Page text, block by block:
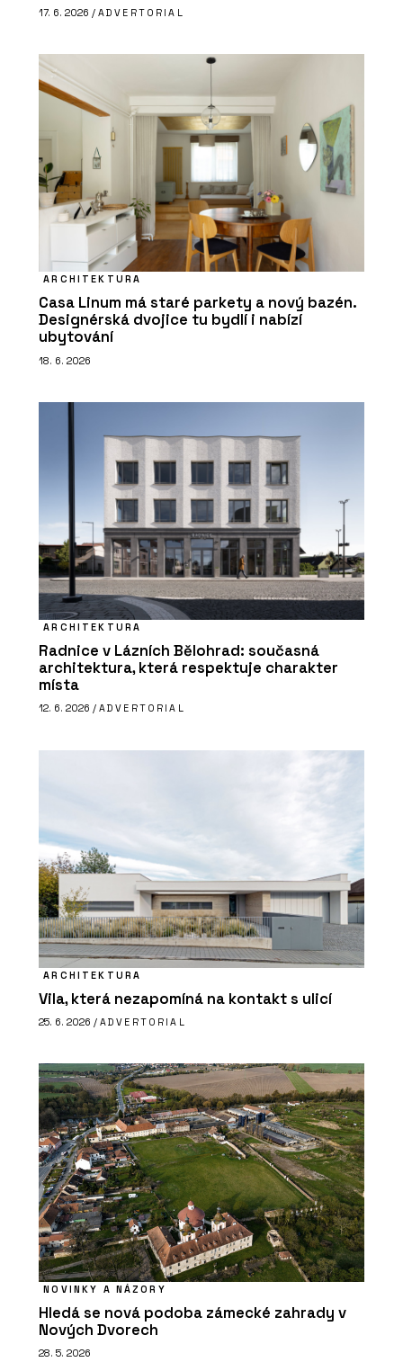
17. 6. 2026 / ADVERTORIAL
ARCHITEKTURA
Casa Linum má staré parkety a nový bazén.
Designérská dvojice tu bydlí i nabízí
ubytování
18. 6. 2026
ARCHITEKTURA
Radnice v Lázních Bělohrad: současná
architektura, která respektuje charakter
místa
12. 6. 2026 / ADVERTORIAL
ARCHITEKTURA
Vila, která nezapomíná na kontakt s ulicí
25. 6. 2026 / ADVERTORIAL
NOVINKY A NÁZORY
Hledá se nová podoba zámecké zahrady v
Nových Dvorech
28. 5. 2026